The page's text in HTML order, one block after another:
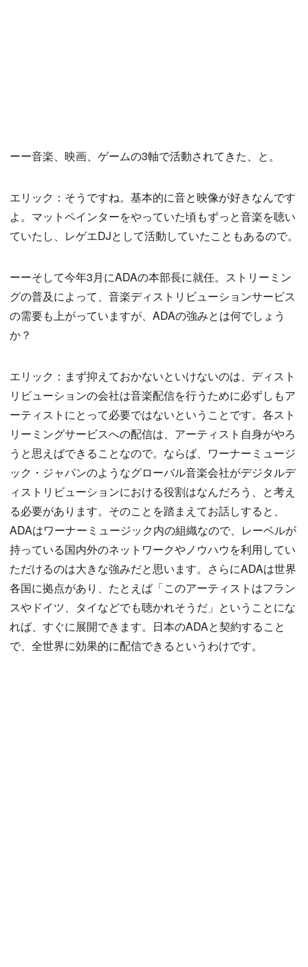
ーー音楽、映画、ゲームの3軸で活動されてきた、と。
エリック：そうですね。基本的に音と映像が好きなんです
よ。マットペインターをやっていた頃もずっと音楽を聴い
ていたし、レゲエDJとして活動していたこともあるので。
ーーそして今年3月にADAの本部長に就任。ストリーミン
グの普及によって、音楽ディストリビューションサービス
の需要も上がっていますが、ADAの強みとは何でしょう
か？
エリック：まず抑えておかないといけないのは、ディスト
リビューションの会社は音楽配信を行うために必ずしもア
ーティストにとって必要ではないということです。各スト
リーミングサービスへの配信は、アーティスト自身がやろ
うと思えばできることなので。ならば、ワーナーミュージ
ック・ジャパンのようなグローバル音楽会社がデジタルデ
ィストリビューションにおける役割はなんだろう、と考え
る必要があります。そのことを踏まえてお話しすると、
ADAはワーナーミュージック内の組織なので、レーベルが
持っている国内外のネットワークやノウハウを利用してい
ただけるのは大きな強みだと思います。さらにADAは世界
各国に拠点があり、たとえば「このアーティストはフラン
スやドイツ、タイなどでも聴かれそうだ」ということにな
れば、すぐに展開できます。日本のADAと契約すること
で、全世界に効果的に配信できるというわけです。